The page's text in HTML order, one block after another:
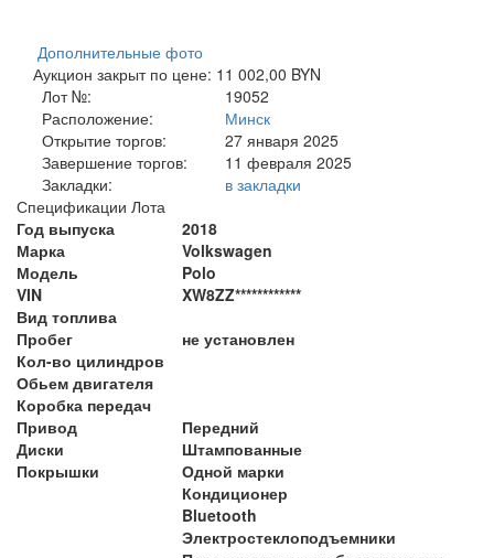
Дополнительные фото
Аукцион закрыт по цене: 11 002,00 BYN
Лот №:
19052
Расположение:
Минск
Открытие торгов:
27 января 2025
Завершение торгов:
11 февраля 2025
Закладки:
в закладки
Спецификации Лота
Год выпуска
2018
Марка
Volkswagen
Модель
Polo
VIN
XW8ZZ************
Вид топлива
Пробег
не установлен
Кол-во цилиндров
Обьем двигателя
Коробка передач
Привод
Передний
Диски
Штампованные
Покрышки
Одной марки
Кондиционер
Bluetooth
Электростеклоподъемники